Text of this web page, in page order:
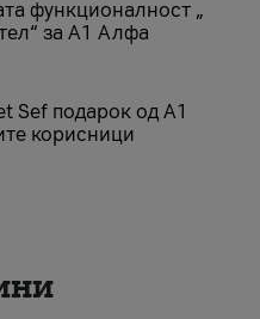
функционалност „
за А1 Алфа
Sеf подарок од А1
корисници